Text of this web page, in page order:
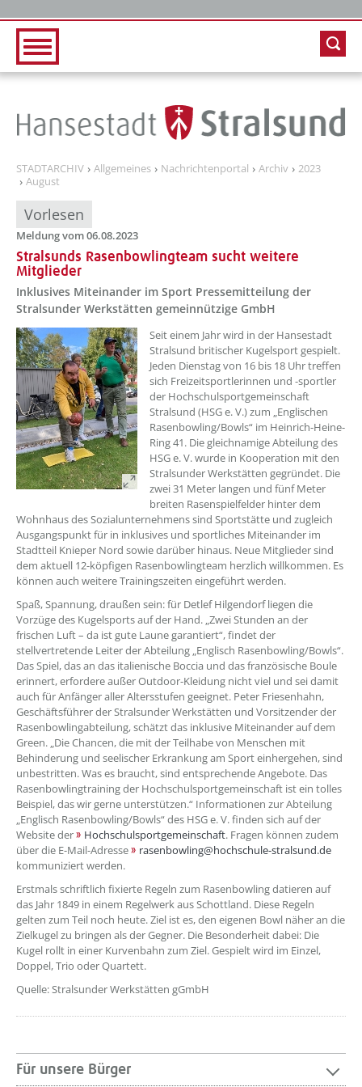
STADTARCHIV Allgemeines Nachrichtenportal Archiv
2023
August
Vorlesen
Meldung vom 06.08.2023
Stralsunds Rasenbowlingteam sucht weitere
Mitglieder
Inklusives Miteinander im Sport Pressemitteilung der
Stralsunder Werkstätten gemeinnützige GmbH
??? absaetzeOben[1]/titel ???
Seit einem Jahr wird in der Hansestadt
Stralsund britischer Kugelsport gespielt.
Jeden Dienstag von 16 bis 18 Uhr treffen
sich Freizeitsportlerinnen und -sportler
der Hochschulsportgemeinschaft
Stralsund (HSG e. V.) zum „Englischen
Rasenbowling/Bowls“ im Heinrich-Heine-
Ring 41. Die gleichnamige Abteilung des
HSG e. V. wurde in Kooperation mit den
Stralsunder Werkstätten gegründet. Die
zwei 31 Meter langen und fünf Meter
breiten Rasenspielfelder hinter dem
Wohnhaus des Sozialunternehmens sind Sportstätte und zugleich
Ausgangspunkt für in inklusives und sportliches Miteinander im
Stadtteil Knieper Nord sowie darüber hinaus. Neue Mitglieder sind
dem aktuell 12-köpfigen Rasenbowlingteam herzlich willkommen. Es
können auch weitere Trainingszeiten eingeführt werden.
Spaß, Spannung, draußen sein: für Detlef Hilgendorf liegen die
Vorzüge des Kugelsports auf der Hand. „Zwei Stunden an der
frischen Luft – da ist gute Laune garantiert“, findet der
stellvertretende Leiter der Abteilung „Englisch Rasenbowling/Bowls“.
Das Spiel, das an das italienische Boccia und das französische Boule
erinnert, erfordere außer Outdoor-Kleidung nicht viel und sei damit
auch für Anfänger aller Altersstufen geeignet. Peter Friesenhahn,
Geschäftsführer der Stralsunder Werkstätten und Vorsitzender der
Rasenbowlingabteilung, schätzt das inklusive Miteinander auf dem
Green. „Die Chancen, die mit der Teilhabe von Menschen mit
Behinderung und seelischer Erkrankung am Sport einhergehen, sind
unbestritten. Was es braucht, sind entsprechende Angebote. Das
Rasenbowlingtraining der Hochschulsportgemeinschaft ist ein tolles
Beispiel, das wir gerne unterstützen.“ Informationen zur Abteilung
„Englisch Rasenbowling/Bowls“ des HSG e. V. finden sich auf der
Website der
Hochschulsportgemeinschaft. Fragen können zudem
über die E-Mail-Adresse
rasenbowling@hochschule-stralsund.de
kommuniziert werden.
Erstmals schriftlich fixierte Regeln zum Rasenbowling datieren auf
das Jahr 1849 in einem Regelwerk aus Schottland. Diese Regeln
gelten zum Teil noch heute. Ziel ist es, den eigenen Bowl näher an die
Zielkugel zu bringen als der Gegner. Die Besonderheit dabei: Die
Kugel rollt in einer Kurvenbahn zum Ziel. Gespielt wird im Einzel,
Doppel, Trio oder Quartett.
Quelle: Stralsunder Werkstätten gGmbH
Für unsere Bürger